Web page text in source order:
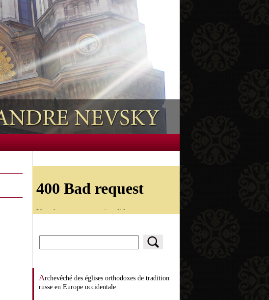
Archevêché des églises orthodoxes de tradition
russe en Europe occidentale